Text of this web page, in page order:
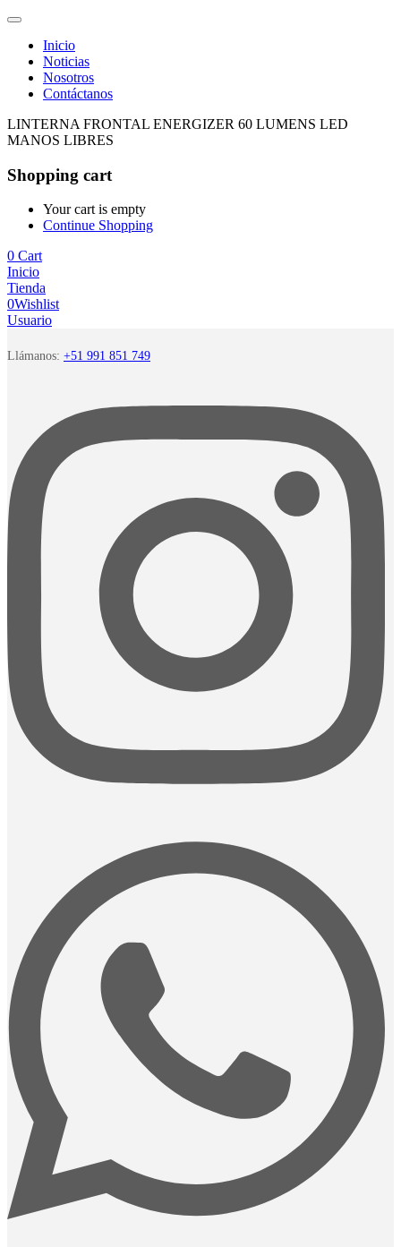
Inicio
Noticias
Nosotros
Contáctanos
LINTERNA FRONTAL ENERGIZER 60 LUMENS LED
MANOS LIBRES
Shopping cart
Your cart is empty
Continue Shopping
0 Cart
Inicio
Tienda
0Wishlist
Usuario
Llámanos: +51 991 851 749